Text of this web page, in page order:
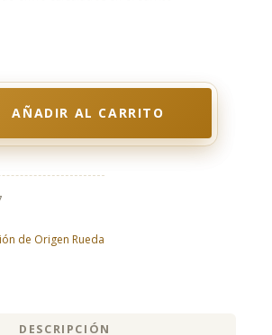
AÑADIR AL CARRITO
de Origen Rueda
DESCRIPCIÓN